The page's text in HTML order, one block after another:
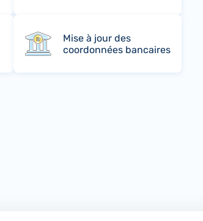
Mise à jour des
coordonnées bancaires